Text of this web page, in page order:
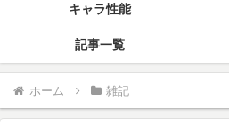
キャラ性能
記事一覧
ホーム 雑記